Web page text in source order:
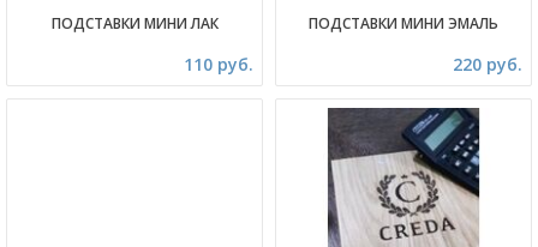
ПОДСТАВКИ МИНИ ЛАК
110 руб.
ПОДСТАВКИ МИНИ ЭМАЛЬ
220 руб.